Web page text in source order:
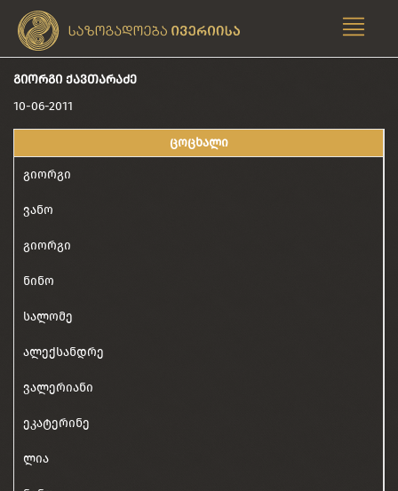
ᲒᲘᲝᲠᲒᲘ ᲥᲐᲕᲗᲐᲠᲐᲫᲔ
10-06-2011
ცოცხალი
გიორგი
ვანო
გიორგი
ნინო
სალომე
ალექსანდრე
ვალერიანი
ეკატერინე
ლია